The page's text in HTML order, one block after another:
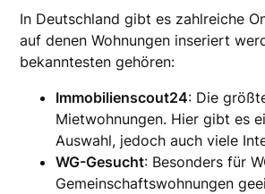
In Deutschland gibt es zahlreiche
auf denen Wohnungen inseriert
bekanntesten gehören:
Immobilienscout24: Die
Mietwohnungen. Hier gibt es
Auswahl, jedoch auch viele
WG-Gesucht: Besonders für
Gemeinschaftswohnungen